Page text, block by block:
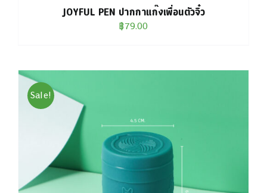
JOYFUL PEN ปากกาแก๊งเพื่อนตัวจิ๋ว
฿79.00
Sale!